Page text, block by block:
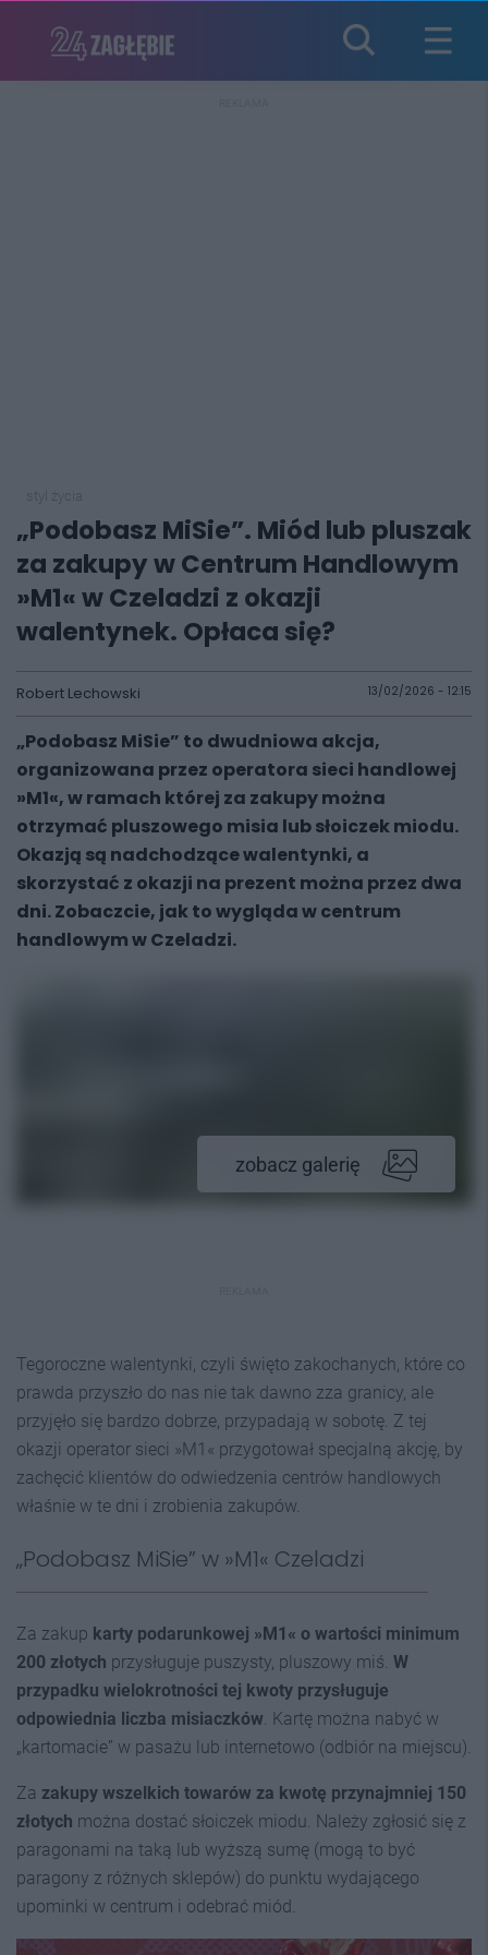
„Podobasz MiSie”. Miód lub pluszak
za zakupy w Centrum Handlowym
»M1« w Czeladzi z okazji
walentynek. Opłaca się?
Robert Lechowski 13/02/2026 - 12:15
„Podobasz MiSie” to dwudniowa akcja,
organizowana przez operatora sieci handlowej
»M1«, w ramach której za zakupy można
otrzymać pluszowego misia lub słoiczek miodu.
Okazją są nadchodzące walentynki, a
skorzystać z okazji na prezent można przez dwa
dni. Zobaczcie, jak to wygląda w centrum
handlowym w Czeladzi.
zobacz galerię
Tegoroczne walentynki, czyli święto zakochanych, które co
prawda przyszło do nas nie tak dawno zza granicy, ale
przyjęło się bardzo dobrze, przypadają w sobotę. Z tej
okazji operator sieci »M1« przygotował specjalną akcję, by
zachęcić klientów do odwiedzenia centrów handlowych
właśnie w te dni i zrobienia zakupów.
„Podobasz MiSie” w »M1« Czeladzi
Za zakup karty podarunkowej »M1« o wartości minimum
200 złotych przysługuje puszysty, pluszowy miś. W
przypadku wielokrotności tej kwoty przysługuje
odpowiednia liczba misiaczków. Kartę można nabyć w
„kartomacie” w pasażu lub internetowo (odbiór na miejscu).
Za zakupy wszelkich towarów za kwotę przynajmniej 150
złotych można dostać słoiczek miodu. Należy zgłosić się z
paragonami na taką lub wyższą sumę (mogą to być
paragony z różnych sklepów) do punktu wydającego
upominki w centrum i odebrać miód.